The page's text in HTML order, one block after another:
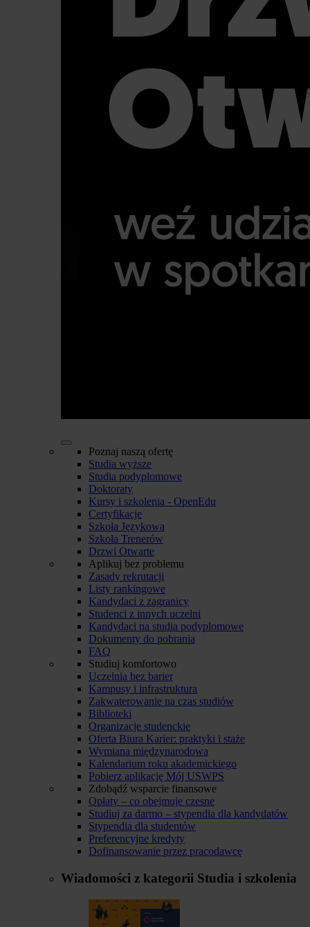
Poznaj naszą ofertę
Studia wyższe
Studia podyplomowe
Doktoraty
Kursy i szkolenia - OpenEdu
Certyfikacje
Szkoła Językowa
Szkoła Trenerów
Drzwi Otwarte
Aplikuj bez problemu
Zasady rekrutacji
Listy rankingowe
Kandydaci z zagranicy
Studenci z innych uczelni
Kandydaci na studia podyplomowe
Dokumenty do pobrania
FAQ
Studiuj komfortowo
Uczelnia bez barier
Kampusy i infrastruktura
Zakwaterowanie na czas studiów
Biblioteki
Organizacje studenckie
Oferta Biura Karier: praktyki i staże
Wymiana międzynarodowa
Kalendarium roku akademickiego
Pobierz aplikację Mój USWPS
Zdobądź wsparcie finansowe
Opłaty – co obejmuje czesne
Studiuj za darmo – stypendia dla kandydatów
Stypendia dla studentów
Preferencyjne kredyty
Dofinansowanie przez pracodawcę
Wiadomości z kategorii Studia i szkolenia